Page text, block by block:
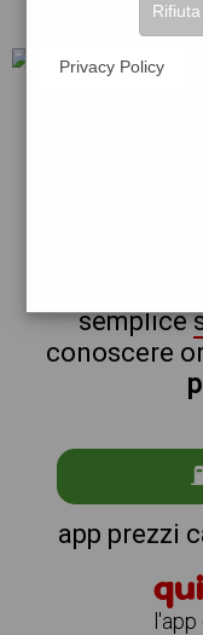
semplice
conoscere
app prezzi
Rifiuta
Privacy Policy